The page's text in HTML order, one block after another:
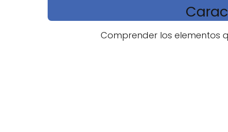
Comprender los elementos